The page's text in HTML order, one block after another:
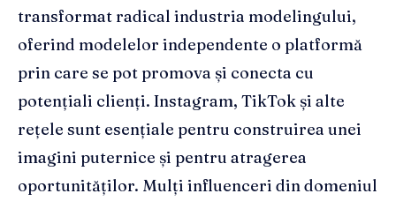
transformat radical industria modelingului,
oferind modelelor independente o platformă
prin care se pot promova și conecta cu
potențiali clienți. Instagram, TikTok și alte
rețele sunt esențiale pentru construirea unei
imagini puternice și pentru atragerea
oportunităților. Mulți influenceri din domeniul